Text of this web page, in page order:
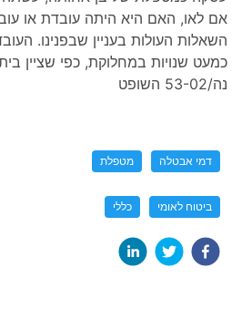
אם לאו, האם היא היתה עובדת או
כמעט שנויות במחלוקת, כפי שציין
נה/53-02 השופט
דמי אבטלה מטפלת
ביטוח לאומי כללי